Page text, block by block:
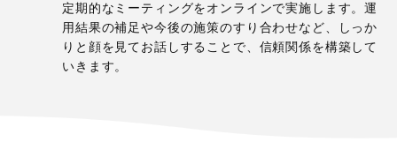
定期的なミーティングをオンラインで実施します。運
用結果の補足や今後の施策のすり合わせなど、しっか
りと顔を見てお話しすることで、信頼関係を構築して
いきます。